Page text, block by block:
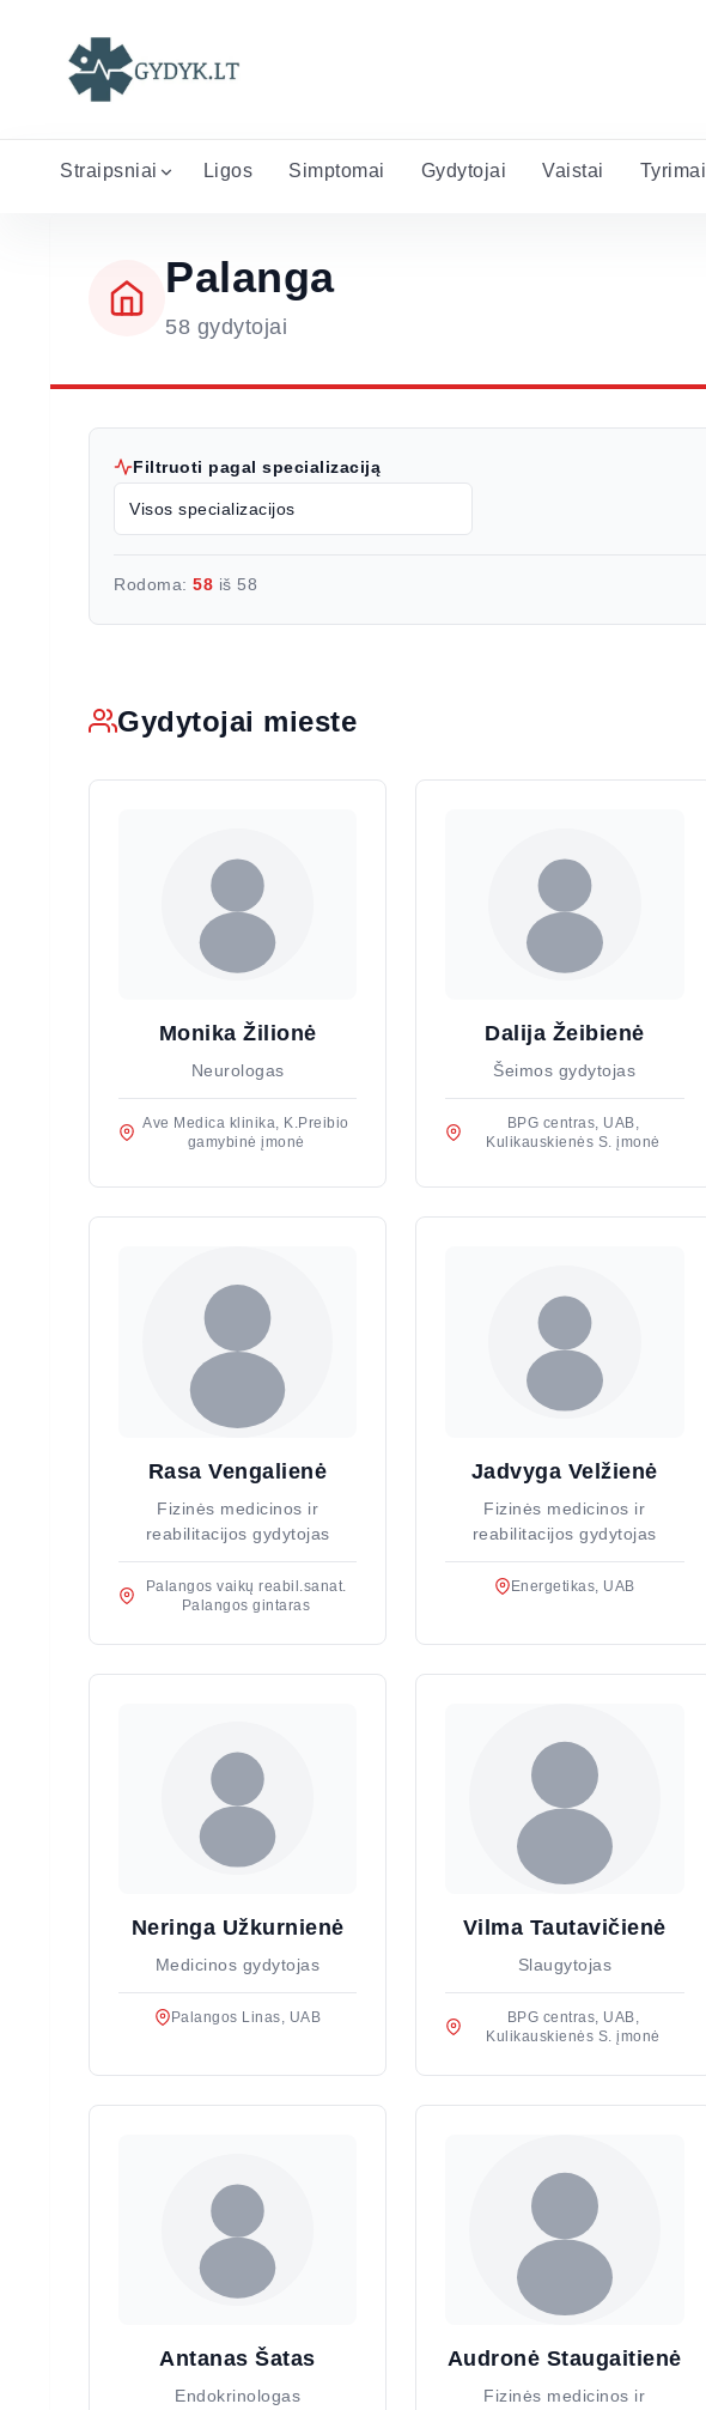
Straipsniai Ligos Simptomai Gydytojai Vaistai Tyrimai
Palanga
58 gydytojai
Filtruoti pagal specializaciją
Rodoma: 58 iš 58
Gydytojai mieste
Monika Žilionė
Neurologas
Ave Medica klinika, K.Preibio
gamybinė įmonė
Dalija Žeibienė
Šeimos gydytojas
BPG centras, UAB,
Kulikauskienės S. įmonė
Rasa Vengalienė
Fizinės medicinos ir
reabilitacijos gydytojas
Palangos vaikų reabil.sanat.
Palangos gintaras
Jadvyga Velžienė
Fizinės medicinos ir
reabilitacijos gydytojas
Energetikas, UAB
Neringa Užkurnienė
Medicinos gydytojas
Palangos Linas, UAB
Vilma Tautavičienė
Slaugytojas
BPG centras, UAB,
Kulikauskienės S. įmonė
Antanas Šatas
Endokrinologas
Audronė Staugaitienė
Fizinės medicinos ir